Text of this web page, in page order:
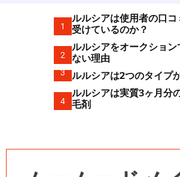
1
ルルシアは使用者の口
受けているのか？
2
ルルシアをオークショ
ない理由
3 ルルシアは2つのタイプ
4
ルルシアは実質3ヶ月分
毛剤